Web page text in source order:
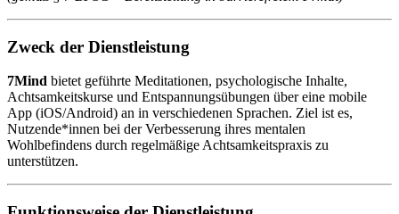
Zweck der Dienstleistung
7Mind bietet geführte Meditationen, psychologische Inhalte,
Achtsamkeitskurse und Entspannungsübungen über eine mobile
App (iOS/Android) an in verschiedenen Sprachen. Ziel ist es,
Nutzende*innen bei der Verbesserung ihres mentalen
Wohlbefindens durch regelmäßige Achtsamkeitspraxis zu
unterstützen.